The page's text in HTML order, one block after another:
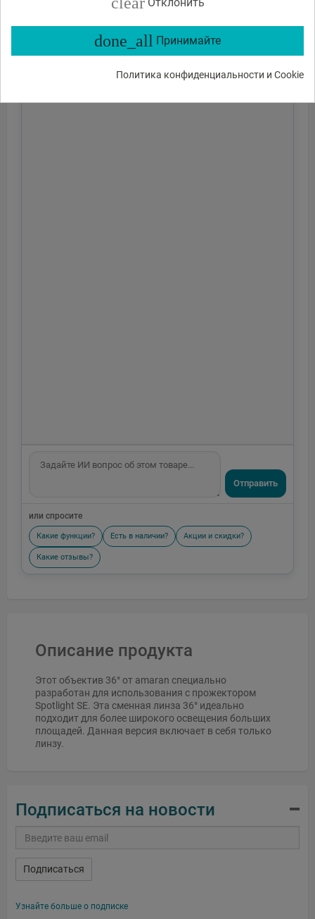
done_all Принимайте
Политика конфиденциальности и Cookie
Отправить
или спросите
Какие функции? Есть в наличии? Акции и скидки?
Какие отзывы?
Описание продукта
Этот объектив 36° от amaran специально
разработан для использования с прожектором
Spotlight SE. Эта сменная линза 36° идеально
подходит для более широкого освещения больших
площадей. Данная версия включает в себя только
линзу.
Подписаться на новости
Подписаться
Узнайте больше о подписке